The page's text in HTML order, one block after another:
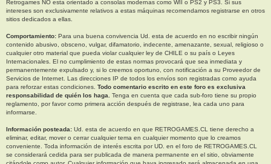
Retrogames NO esta orientado a consolas modernas como WII o PS2 y PS3. Si sus
intereses son exclusivamente relativos a estas máquinas recomendamos registrarse en otros
sitios dedicados a ellas.
Comportamiento: Para una buena convivencia Ud. esta de acuerdo en no escribir ningún
contenido abusivo, obsceno, vulgar, difamatorio, indecente, amenazante, sexual, religioso o
cualquier otro material que pueda violar cualquier ley de CHILE o su país o Leyes
Internacionales. El no cumplimiento de estas normas provocará que sea inmediata y
permanentemente expulsado y, si lo creemos oportuno, con notificación a su Proveedor de
Servicios de Internet. Las direcciones IP de todos los envíos son registradas como ayuda
para reforzar estas condiciones. Todo comentario escrito en este foro es exclusiva
responsabilidad de quién los haga.
Tenga en cuenta que cada sub-foro tiene su propio
reglamento, por favor como primera acción después de registrase, lea cada uno para
informarse.
Información posteada: Ud. esta de acuerdo en que RETROGAMES.CL tiene derecho a
eliminar, editar, mover o cerrar cualquier tema en cualquier momento que lo creamos
conveniente. Toda información de interés escrita por UD. en el foro de RETROGAMES.CL
se considerará cedida para ser publicada de manera permanente en el sitio, obviamente